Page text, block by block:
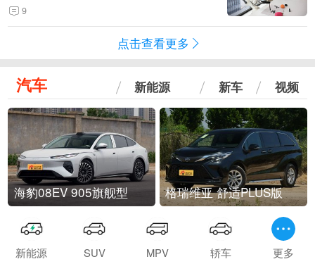
9
点击查看更多
汽车 新能源 新车 视频
海豹08EV 905旗舰型 格瑞维亚 舒适PLUS版
新能源 SUV MPV 轿车 更多